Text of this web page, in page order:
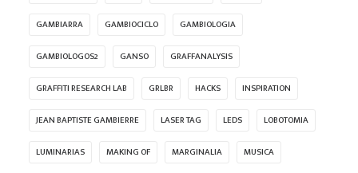
GAMBIARRA GAMBIOCICLO GAMBIOLOGIA
GAMBIOLOGOS2 GANSO GRAFFANALYSIS
GRAFFITI RESEARCH LAB GRLBR HACKS INSPIRATION
JEAN BAPTISTE GAMBIERRE LASER TAG LEDS LOBOTOMIA
LUMINARIAS MAKING OF MARGINALIA MUSICA